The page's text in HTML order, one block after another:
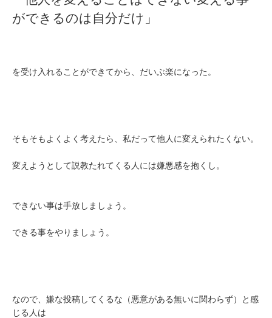
ができるのは自分だけ」
を受け入れることができてから、だいぶ楽になった。
そもそもよくよく考えたら、私だって他人に変えられたくない。
変えようとして説教たれてくる人には嫌悪感を抱くし。
できない事は手放しましょう。
できる事をやりましょう。
なので、嫌な投稿してくるな（悪意がある無いに関わらず）と感
じる人は